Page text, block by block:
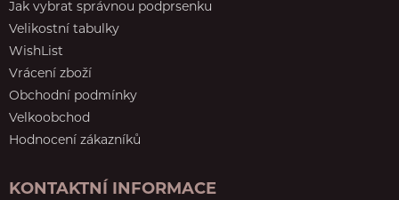
Jak vybrat správnou podprsenku
Velikostní tabulky
WishList
Vrácení zboží
Obchodní podmínky
Velkoobchod
Hodnocení zákazníků
KONTAKTNÍ INFORMACE